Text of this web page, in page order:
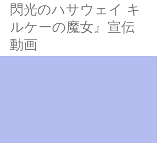
閃光のハサウェイ キ
ルケーの魔女』宣伝
動画